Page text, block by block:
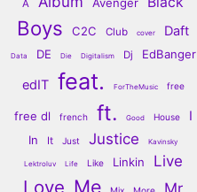
A
Boys C2C Club cover Daft
Data DE Die Digitalism Dj EdBanger
edIT feat. ForTheMusic free
free dl french ft. Good House I
In It Just Justice Kavinsky
Lektroluv Life Like Linkin Live
Love Me Mix More Mr